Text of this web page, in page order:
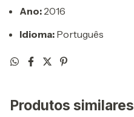
Ano: 2016
Idioma: Português
Produtos similares